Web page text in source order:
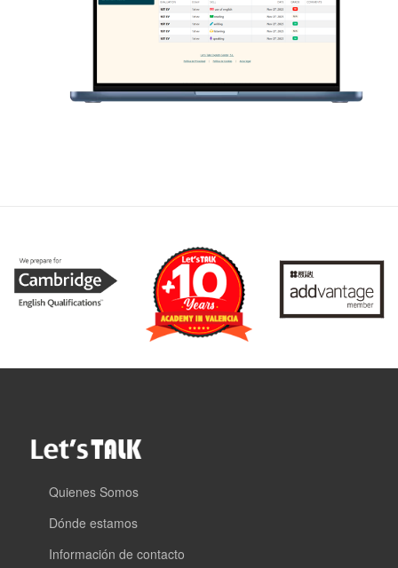
Quienes Somos
Dónde estamos
Información de contacto